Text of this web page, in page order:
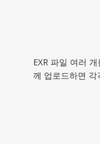
EXR 파일 여러
께 업로드하면 각